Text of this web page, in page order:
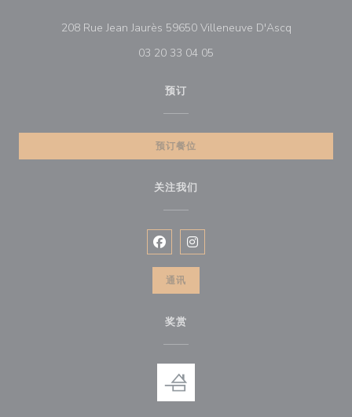
208 Rue Jean Jaurès 59650 Villeneuve D'Ascq((在新窗口
03 20 33 04 05
预订
预订餐位
关注我们
Facebook ((在新窗口中打开))
Instagram ((在新窗口中打开))
通讯
奖赏